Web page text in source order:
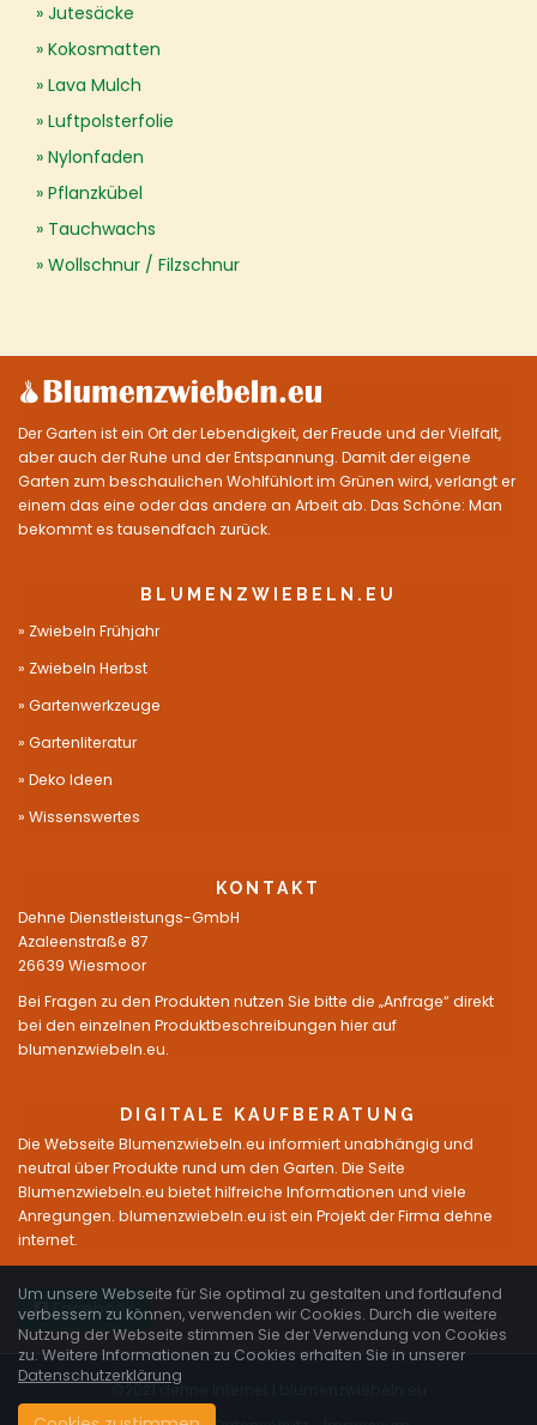
Jutesäcke
Kokosmatten
Lava Mulch
Luftpolsterfolie
Nylonfaden
Pflanzkübel
Tauchwachs
Wollschnur / Filzschnur
Der Garten ist ein Ort der Lebendigkeit, der Freude und der Vielfalt,
aber auch der Ruhe und der Entspannung. Damit der eigene
Garten zum beschaulichen Wohlfühlort im Grünen wird, verlangt er
einem das eine oder das andere an Arbeit ab. Das Schöne: Man
bekommt es tausendfach zurück.
BLUMENZWIEBELN.EU
Zwiebeln Frühjahr
Zwiebeln Herbst
Gartenwerkzeuge
Gartenliteratur
Deko Ideen
Wissenswertes
KONTAKT
Dehne Dienstleistungs-GmbH
Azaleenstraße 87
26639 Wiesmoor
Bei Fragen zu den Produkten nutzen Sie bitte die „Anfrage“ direkt
bei den einzelnen Produktbeschreibungen hier auf
blumenzwiebeln.eu.
DIGITALE KAUFBERATUNG
Die Webseite Blumenzwiebeln.eu informiert unabhängig und
neutral über Produkte rund um den Garten. Die Seite
Blumenzwiebeln.eu bietet hilfreiche Informationen und viele
Anregungen. blumenzwiebeln.eu ist ein Projekt der Firma dehne
internet.
Facebook
©2021 dehne internet |
Um unsere Webseite für Sie optimal zu gestalten und fortlaufend
verbessern zu können, verwenden wir Cookies. Durch die weitere
Nutzung der Webseite stimmen Sie der Verwendung von Cookies
zu. Weitere Informationen zu Cookies erhalten Sie in unserer
Datenschutzerklärung